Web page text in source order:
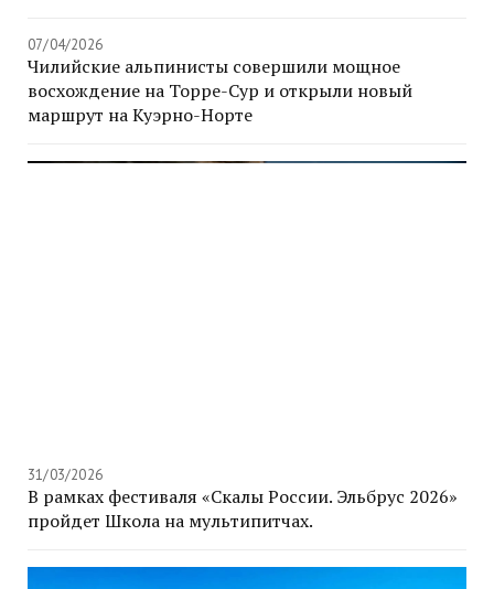
07/04/2026
Чилийские альпинисты совершили мощное
восхождение на Торре-Сур и открыли новый
маршрут на Куэрно-Норте
31/03/2026
В рамках фестиваля «Скалы России. Эльбрус 2026»
пройдет Школа на мультипитчах.